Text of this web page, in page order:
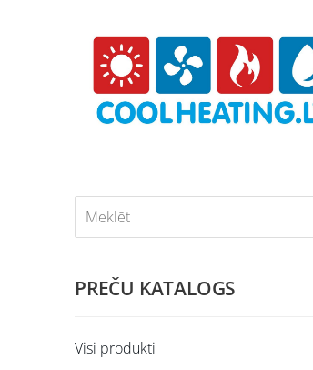
PREČU KATALOGS
Visi produkti